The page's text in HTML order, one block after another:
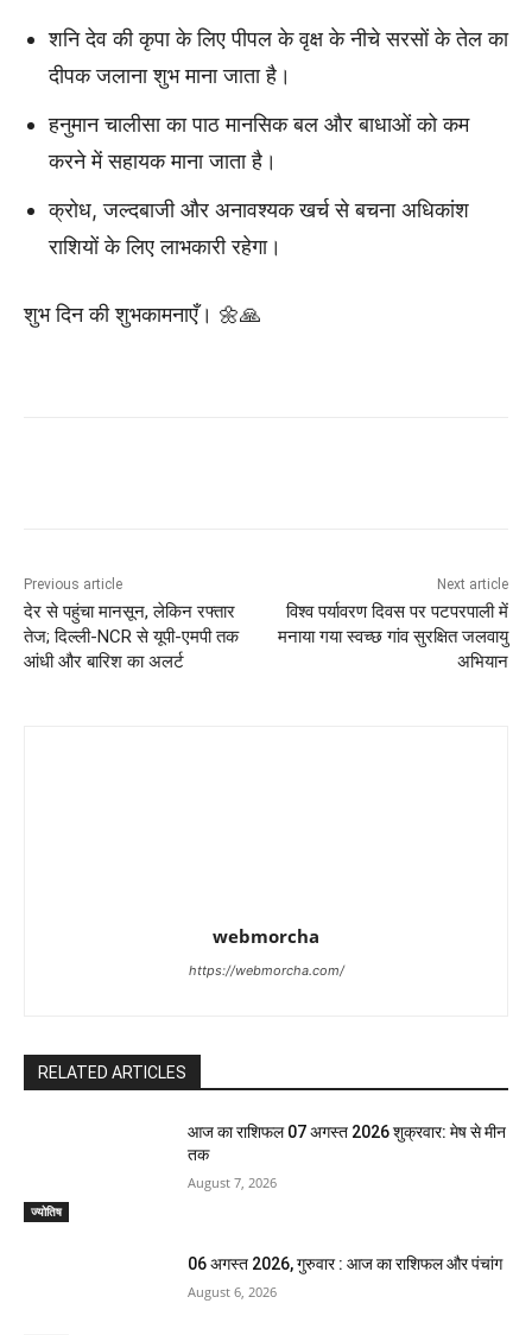
शनि देव की कृपा के लिए पीपल के वृक्ष के नीचे सरसों के तेल का
दीपक जलाना शुभ माना जाता है।
हनुमान चालीसा का पाठ मानसिक बल और बाधाओं को कम
करने में सहायक माना जाता है।
क्रोध, जल्दबाजी और अनावश्यक खर्च से बचना अधिकांश
राशियों के लिए लाभकारी रहेगा।
शुभ दिन की शुभकामनाएँ। 🌼🙏
Previous article
देर से पहुंचा मानसून, लेकिन रफ्तार
तेज; दिल्ली-NCR से यूपी-एमपी तक
आंधी और बारिश का अलर्ट
Next article
विश्व पर्यावरण दिवस पर पटपरपाली में
मनाया गया स्वच्छ गांव सुरक्षित जलवायु
अभियान
webmorcha
https://webmorcha.com/
RELATED ARTICLES
ज्योतिष
आज का राशिफल 07 अगस्त 2026 शुक्रवार: मेष से मीन
तक
August 7, 2026
06 अगस्त 2026, गुरुवार : आज का राशिफल और पंचांग
August 6, 2026